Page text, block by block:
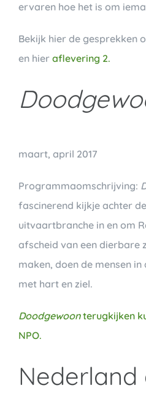
ervaren hoe het is om
Bekijk hier de gesprekken
en hier aflevering 2.
maart, april 2017
Programmaomschrijving:
fascinerend kijkje achter
uitvaartbranche in en om
afscheid van een dierbare
maken, doen de mensen
met hart en ziel.
Doodgewoonterugkijken
NPO.
Nederland